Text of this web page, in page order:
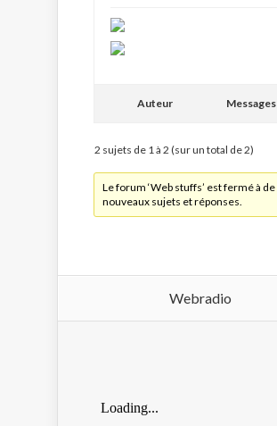
Auteur Messages
2 sujets de 1 à 2 (sur un total de 2)
Le forum ‘Web stuffs’ est fermé à de
nouveaux sujets et réponses.
Webradio